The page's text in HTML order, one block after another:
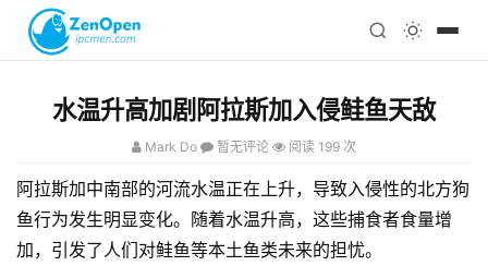
科技
心理
注册
水温升高加剧阿拉斯加入侵鲑鱼天敌
Mark Do 暂无评论 阅读 199 次
阿拉斯加中南部的河流水温正在上升，导致入侵性的北方狗
鱼行为发生明显变化。随着水温升高，这些捕食者食量增
加，引发了人们对鲑鱼等本土鱼类未来的担忧。